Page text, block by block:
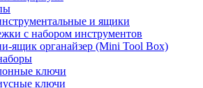
и ящики
с набором инструментов
ящик органайзер (Mini Tool Box)
ключи
ключи